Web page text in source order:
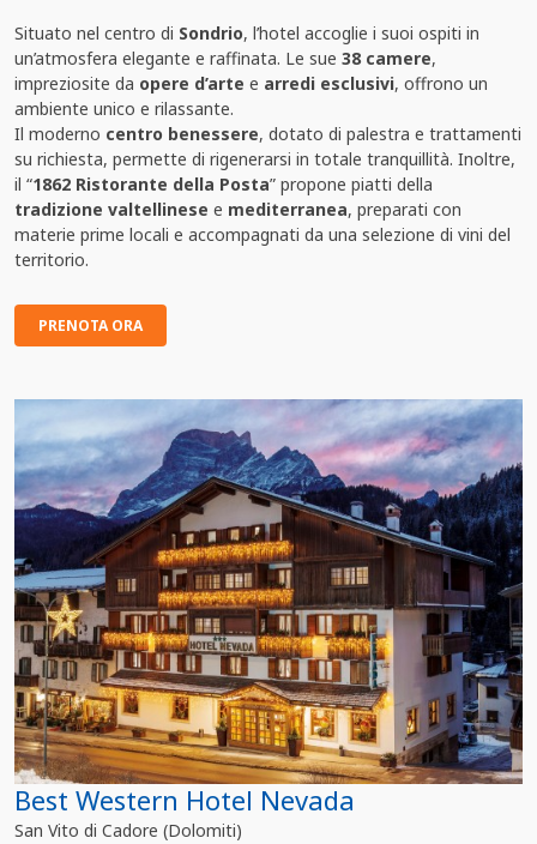
Situato nel centro di Sondrio, l’hotel accoglie i suoi ospiti in
un’atmosfera elegante e raffinata. Le sue 38 camere,
impreziosite da opere d’arte e arredi esclusivi, offrono un
ambiente unico e rilassante.
Il moderno centro benessere, dotato di palestra e trattamenti
su richiesta, permette di rigenerarsi in totale tranquillità. Inoltre,
il “1862 Ristorante della Posta” propone piatti della
tradizione valtellinese e mediterranea, preparati con
materie prime locali e accompagnati da una selezione di vini del
territorio.
PRENOTA ORA
Best Western Hotel Nevada
San Vito di Cadore (Dolomiti)